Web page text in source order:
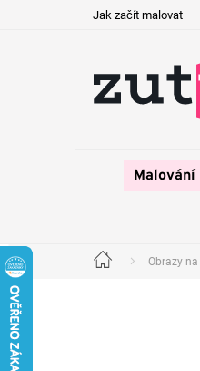
Jak začít malovat
Malování
Domů Obrazy